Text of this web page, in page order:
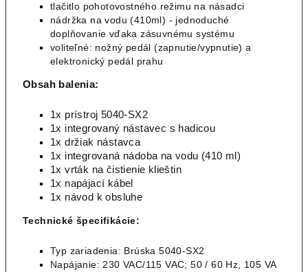
tlačitlo pohotovostného režimu na násadci
nádržka na vodu (410ml) - jednoduché
doplňovanie vďaka zásuvnému systému
voliteľné: nožný pedál (zapnutie/vypnutie) a
elektronický pedál prahu
Obsah balenia:
1x prístroj 5040-SX2
1x integrovaný nástavec s hadicou
1x držiak nástavca
1x integrovaná nádoba na vodu (410 ml)
1x vrták na čistienie klieštin
1x napájací kábel
1x návod k obsluhe
Technické špecifikácie:
Typ zariadenia: Brúska 5040-SX2
Napájanie: 230 VAC/115 VAC; 50 / 60 Hz, 105 VA